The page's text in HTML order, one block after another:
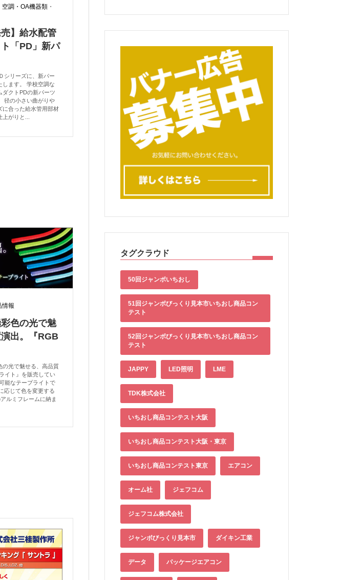
空調・OA機器類 ・
売】給水配管
「PD」新パ
シリーズに、新パー
します。 学校空調な
ダクトPDの新パーツ
径の小さい曲がりや
に合った給水管用部材
がりと...
情報
彩色の光で魅
出。『RGB
の光で魅せる、高品質
イト』を販売してい
能なテープライトで
応じて色を変更する
ルミフレームに納ま
タグクラウド
50回ジャンボいちおし
51回ジャンボびっくり見本市いちおし商品コン
テスト
52回ジャンボびっくり見本市いちおし商品コン
テスト
JAPPY LED照明 LME
TDK株式会社
いちおし商品コンテスト大阪
いちおし商品コンテスト大阪・東京
いちおし商品コンテスト東京 エアコン
オーム社 ジェフコム
ジェフコム株式会社
ジャンボびっくり見本市 ダイキン工業
データ パッケージエアコン